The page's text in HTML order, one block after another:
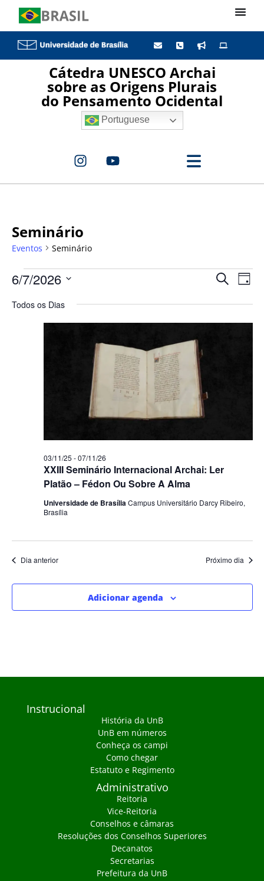
Cátedra UNESCO Archai
sobre as Origens Plurais
do Pensamento Ocidental
Portuguese
Seminário
Eventos Seminário
e
Procurar
do
Dia
6/7/2026
a
data.
Todos os Dias
XXIII Seminário Internacional Archai: Ler
Platão – Fédon Ou Sobre A Alma
03/11/25 -07/11/26
Universidade de BrasíliaCampus Universitário Darcy Ribeiro,
Brasília
Dia anterior Próximo dia
Adicionar agenda
Instrucional
História da UnB
UnB em números
Conheça os campi
Como chegar
Estatuto e Regimento
Administrativo
Reitoria
Vice-Reitoria
Conselhos e câmaras
Resoluções dos Conselhos Superiores
Decanatos
Secretarias
Prefeitura da UnB